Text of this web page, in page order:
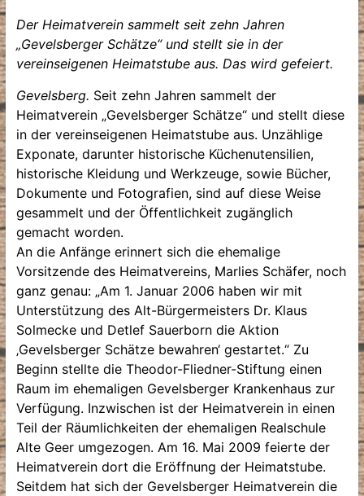
Der Heimatverein sammelt seit zehn Jahren
„Gevelsberger Schätze“ und stellt sie in der
vereinseigenen Heimatstube aus. Das wird gefeiert.
Gevelsberg. Seit zehn Jahren sammelt der
Heimatverein „Gevelsberger Schätze“ und stellt diese
in der vereinseigenen Heimatstube aus. Unzählige
Exponate, darunter historische Küchenutensilien,
historische Kleidung und Werkzeuge, sowie Bücher,
Dokumente und Fotografien, sind auf diese Weise
gesammelt und der Öffentlichkeit zugänglich
gemacht worden.
An die Anfänge erinnert sich die ehemalige
Vorsitzende des Heimatvereins, Marlies Schäfer, noch
ganz genau: „Am 1. Januar 2006 haben wir mit
Unterstützung des Alt-Bürgermeisters Dr. Klaus
Solmecke und Detlef Sauerborn die Aktion
‚Gevelsberger Schätze bewahren‘ gestartet.“ Zu
Beginn stellte die Theodor-Fliedner-Stiftung einen
Raum im ehemaligen Gevelsberger Krankenhaus zur
Verfügung. Inzwischen ist der Heimatverein in einen
Teil der Räumlichkeiten der ehemaligen Realschule
Alte Geer umgezogen. Am 16. Mai 2009 feierte der
Heimatverein dort die Eröffnung der Heimatstube.
Seitdem hat sich der Gevelsberger Heimatverein die